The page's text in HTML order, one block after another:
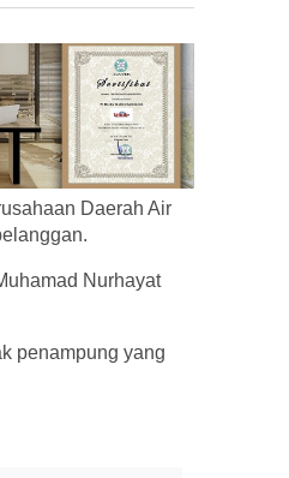
Daerah Air
Nurhayat
penampung yang